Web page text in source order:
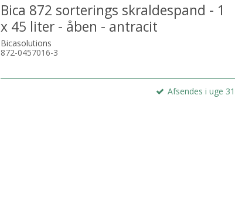
Bica 872 sorterings skraldespand - 1
x 45 liter - åben - antracit
Bicasolutions
872-0457016-3
Afsendes i uge 31